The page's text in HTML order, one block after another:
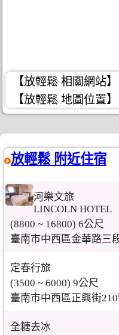
【放輕鬆 相關網站】
【放輕鬆 地圖位置】
放輕鬆 附近住宿
河樂文旅
LINCOLN HOTEL
(8800 ~ 16800) 6公尺
臺南市中西區金華路三
定春行旅
(3500 ~ 6000) 9公尺
臺南市中西區正興街
全糖去冰